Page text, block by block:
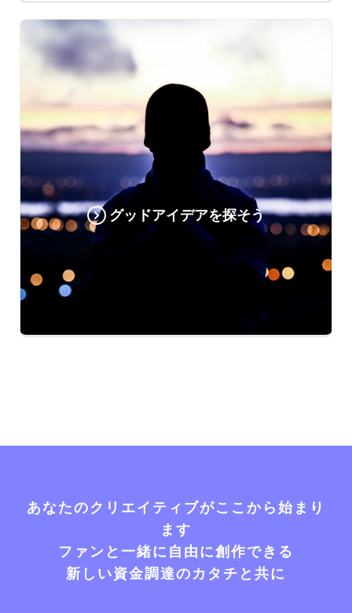
グッドアイデアを探そう
あなたのクリエイティブがここから始まり
ます
ファンと一緒に自由に創作できる
新しい資金調達のカタチと共に